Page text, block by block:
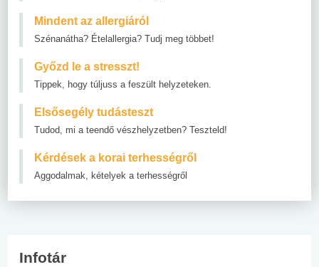
Mindent az allergiáról
Szénanátha? Ételallergia? Tudj meg többet!
Győzd le a stresszt!
Tippek, hogy túljuss a feszült helyzeteken.
Elsősegély tudásteszt
Tudod, mi a teendő vészhelyzetben? Teszteld!
Kérdések a korai terhességről
Aggodalmak, kételyek a terhességről
Infotár